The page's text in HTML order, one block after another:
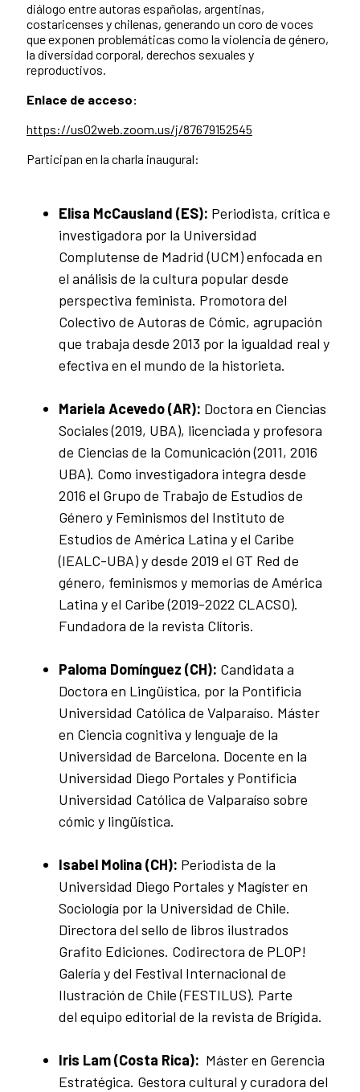
diálogo entre autoras españolas, argentinas,
costaricenses y chilenas, generando un coro de voces
que exponen problemáticas como la violencia de género,
la diversidad corporal, derechos sexuales y
reproductivos.
Enlace de acceso:
https://us02web.zoom.us/j/87679152545
Participan en la charla inaugural:
Elisa McCausland (ES): Periodista, crítica e
investigadora por la Universidad
Complutense de Madrid (UCM) enfocada en
el análisis de la cultura popular desde
perspectiva feminista. Promotora del
Colectivo de Autoras de Cómic, agrupación
que trabaja desde 2013 por la igualdad real y
efectiva en el mundo de la historieta.
Mariela Acevedo (AR): Doctora en Ciencias
Sociales (2019, UBA), licenciada y profesora
de Ciencias de la Comunicación (2011, 2016
UBA). Como investigadora integra desde
2016 el Grupo de Trabajo de Estudios de
Género y Feminismos del Instituto de
Estudios de América Latina y el Caribe
(IEALC-UBA) y desde 2019 el GT Red de
género, feminismos y memorias de América
Latina y el Caribe (2019-2022 CLACSO).
Fundadora de la revista Clítoris.
Paloma Domínguez (CH): Candidata a
Doctora en Lingüística, por la Pontificia
Universidad Católica de Valparaíso. Máster
en Ciencia cognitiva y lenguaje de la
Universidad de Barcelona. Docente en la
Universidad Diego Portales y Pontificia
Universidad Católica de Valparaíso sobre
cómic y lingüística.
Isabel Molina (CH): Periodista de la
Universidad Diego Portales y Magíster en
Sociología por la Universidad de Chile.
Directora del sello de libros ilustrados
Grafito Ediciones. Codirectora de PLOP!
Galería y del Festival Internacional de
Ilustración de Chile (FESTILUS). Parte
del equipo editorial de la revista de Brígida.
Iris Lam (Costa Rica): Máster en Gerencia
Estratégica. Gestora cultural y curadora del